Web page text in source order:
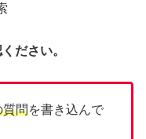
ださい。
質問を書き込んで